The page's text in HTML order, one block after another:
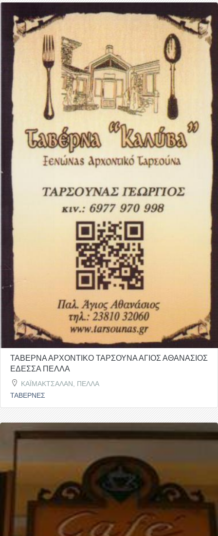
ΤΑΒΕΡΝΑ ΑΡΧΟΝΤΙΚΟ ΤΑΡΣΟΥΝΑ ΑΓΙΟΣ ΑΘΑΝΑΣΙΟΣ
ΕΔΕΣΣΑ ΠΕΛΛΑ
ΚΑΪΜΑΚΤΣΑΛΑΝ, ΠΕΛΛΑ
ΤΑΒΕΡΝΕΣ